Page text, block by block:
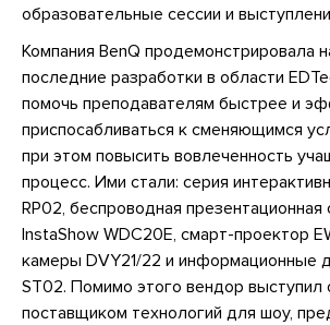
образовательные сессии и
Компания BenQ продемонстрировала
последние разработки в области
помочь преподавателям быстрее и
приспосабливаться к сменяющимся
при этом повысить вовлеченность
процесс. Ими стали: серия
RP02, беспроводная презентационная
InstaShow WDC20E, смарт-проектор
камеры DVY21/22 и информационные
ST02. Помимо этого вендор
поставщиком технологий для шоу,